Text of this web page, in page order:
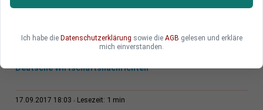
Deutsche Wirtschaftsnachrichten
17.09.2017 18:03 Lesezeit: 1 min
Ich habe die Datenschutzerklärung sowie die AGB gelesen und erkläre
mich einverstanden.